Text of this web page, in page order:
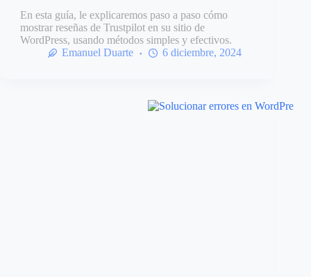
En esta guía, le explicaremos paso a paso cómo
mostrar reseñas de Trustpilot en su sitio de
WordPress, usando métodos simples y efectivos.
Emanuel Duarte
6 diciembre, 2024